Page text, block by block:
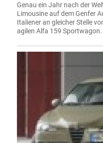
Genau ein Jahr nach der
Limousine auf dem Genfer
Italiener an gleicher Stelle
agilen Alfa 159 Sportwagon.